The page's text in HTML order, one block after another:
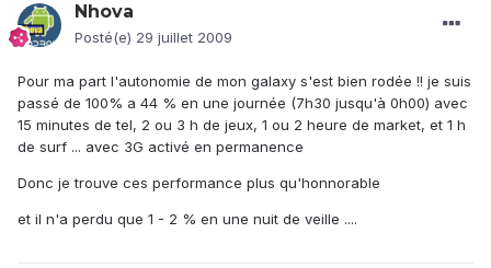
Nhova
Posté(e) 29 juillet 2009
Pour ma part l'autonomie de mon galaxy s'est bien rodée !! je suis
passé de 100% a 44 % en une journée (7h30 jusqu'à 0h00) avec
15 minutes de tel, 2 ou 3 h de jeux, 1 ou 2 heure de market, et 1 h
de surf ... avec 3G activé en permanence
Donc je trouve ces performance plus qu'honnorable
et il n'a perdu que 1 - 2 % en une nuit de veille ....